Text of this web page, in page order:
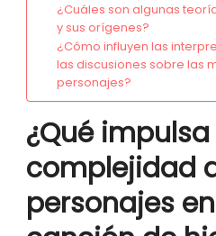
¿Cuáles son algunas
y sus orígenes?
¿Cómo influyen las
las discusiones sobre las
personajes?
¿Qué
complejidad
personajes